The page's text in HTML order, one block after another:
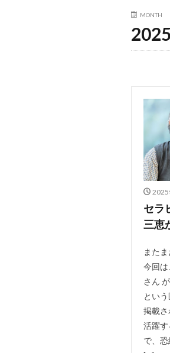
MONTH
2025
セラ
三恵
また
今回
さん
とい
掲載
活躍
で、